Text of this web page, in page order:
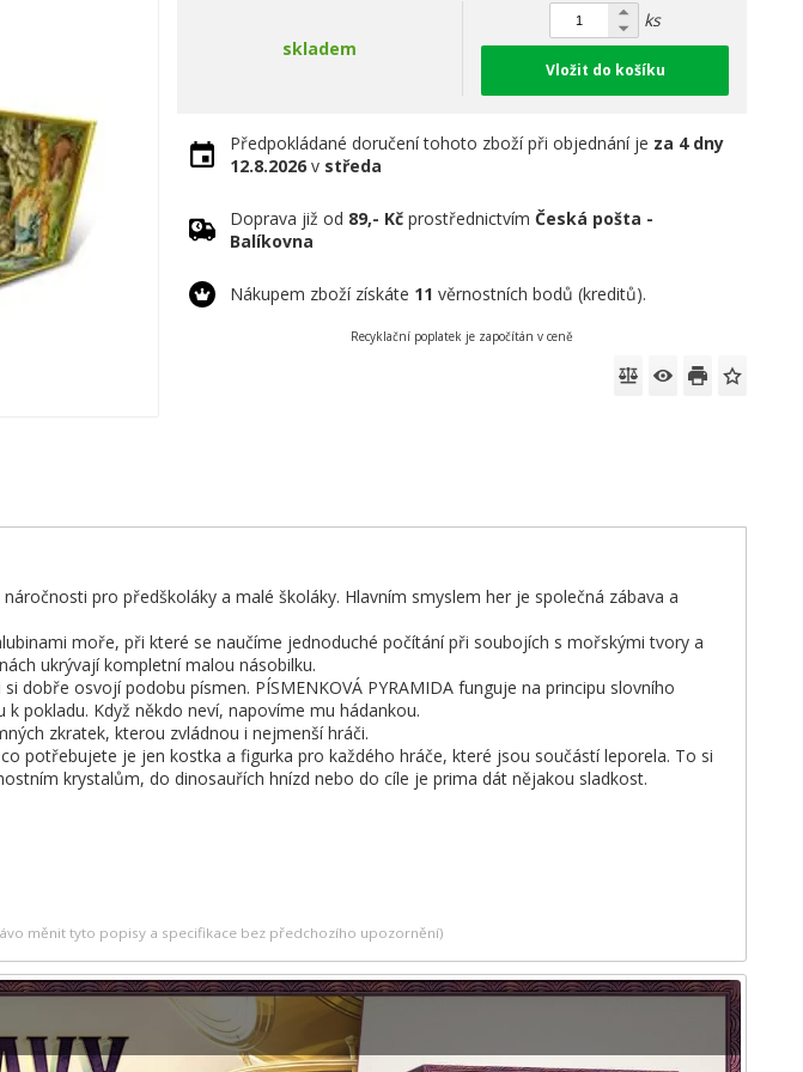
skladem
ks
Vložit do košíku
Předpokládané doručení tohoto zboží při objednání je za 4 dny
12.8.2026 v středa
Doprava již od 89,- Kč prostřednictvímČeská pošta -
Balíkovna
Nákupem zboží získáte 11 věrnostních bodů (kreditů).
Recyklační poplatek je započítán v ceně
pro předškoláky a malé školáky. Hlavním smyslem her je společná zábava a
moře, při které se naučíme jednoduché počítání při soubojích s mořskými tvory a
ukrývají kompletní malou násobilku.
dobře osvojí podobu písmen. PÍSMENKOVÁ PYRAMIDA funguje na principu slovního
pokladu. Když někdo neví, napovíme mu hádankou.
zkratek, kterou zvládnou i nejmenší hráči.
potřebujete je jen kostka a figurka pro každého hráče, které jsou součástí leporela. To si
krystalům, do dinosauřích hnízd nebo do cíle je prima dát nějakou sladkost.
měnit tyto popisy a specifikace bez předchozího upozornění)